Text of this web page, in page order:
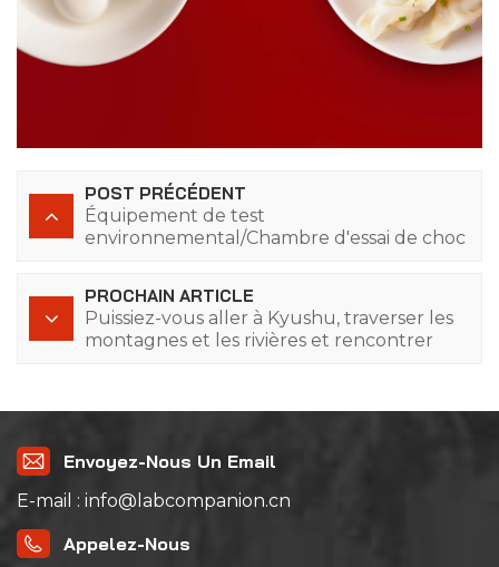
POST PRÉCÉDENT
Équipement de test
environnemental/Chambre d'essai de choc
PROCHAIN ARTICLE
Puissiez-vous aller à Kyushu, traverser les
montagnes et les rivières et rencontrer
Envoyez-Nous Un Email
E-mail : info@labcompanion.cn
Appelez-Nous